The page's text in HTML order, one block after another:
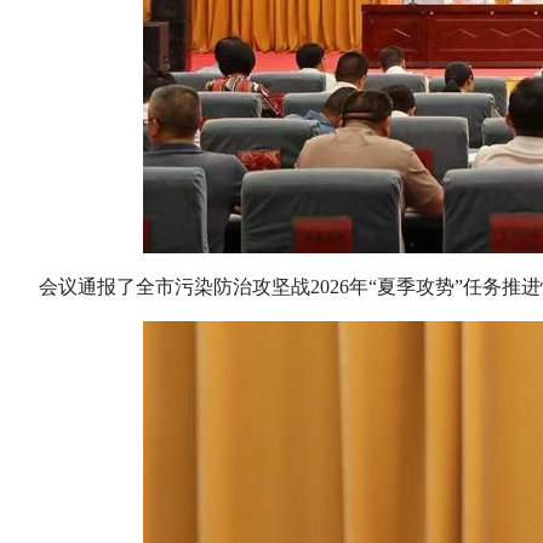
会议通报了全市污染防治攻坚战2026年“夏季攻势”任务推